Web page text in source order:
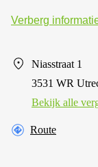
Verberg
Niasstraat 1
3531 WR
Bekijk alle
Route